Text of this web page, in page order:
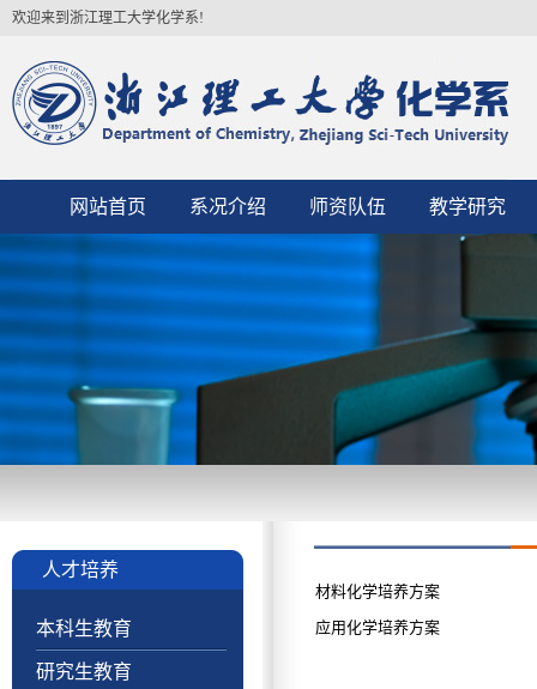
欢迎来到浙江理工大学化学系!
网站首页 系况介绍 师资队伍 教学研究
人才培养
本科生教育
研究生教育
材料化学培养方案
应用化学培养方案